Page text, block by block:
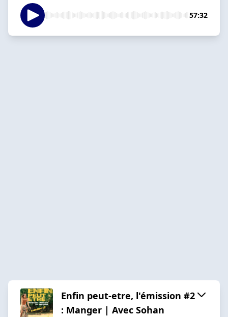
57:32
Enfin peut-etre, l'émission #2
: Manger | Avec Sohan